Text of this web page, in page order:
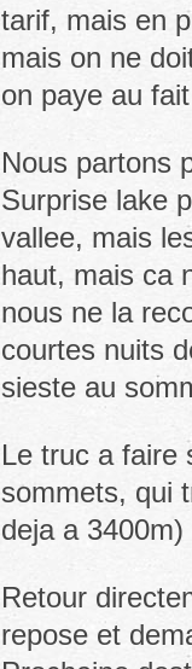
tarif, mais en
mais on ne
on paye au
Nous partons
Surprise lake
vallee, mais
haut, mais ca
nous ne la
courtes nuits
sieste au
Le truc a faire
sommets, qui
deja a 3400m)
Retour
repose et